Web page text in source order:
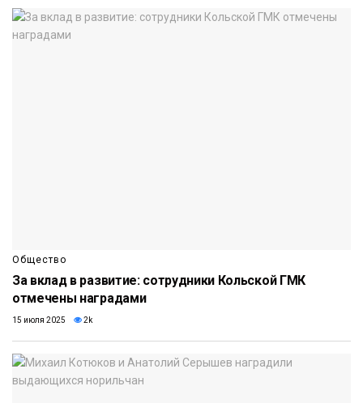
Общество
За вклад в развитие: сотрудники Кольской ГМК
отмечены наградами
15 июля 2025 2k